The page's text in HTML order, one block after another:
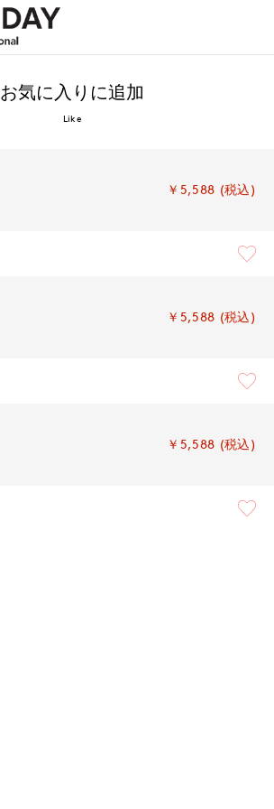
お気に入りに追加
Like
￥5,588 (税込)
￥5,588 (税込)
￥5,588 (税込)